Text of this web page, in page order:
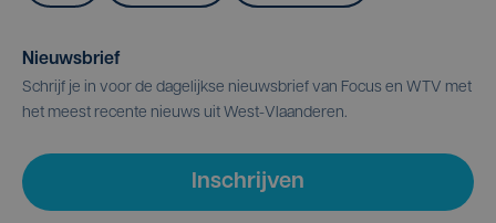
Nieuwsbrief
Schrijf je in voor de dagelijkse nieuwsbrief van Focus en WTV met
het meest recente nieuws uit West-Vlaanderen.
Inschrijven